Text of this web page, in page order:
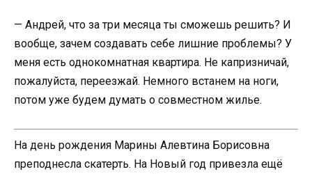
— Андрей, что за три месяца ты сможешь решить? И
вообще, зачем создавать себе лишние проблемы? У
меня есть однокомнатная квартира. Не капризничай,
пожалуйста, переезжай. Немного встанем на ноги,
потом уже будем думать о совместном жилье.
На день рождения Марины Алевтина Борисовна
преподнесла скатерть. На Новый год привезла ещё